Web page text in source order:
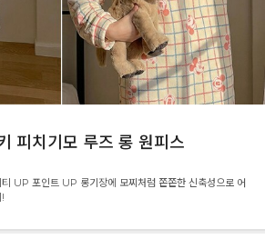
피치기모 루즈 롱 원피스
UP 포인트 UP 롱기장에 모찌처럼 쫀쫀한 신축성으로 어